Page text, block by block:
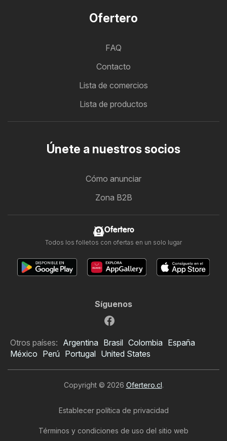
Ofertero
FAQ
Contacto
Lista de comercios
Lista de productos
Únete a nuestros socios
Cómo anunciar
Zona B2B
Ofertero
Todos los folletos con ofertas en un solo lugar
Síguenos
Otros países: Argentina Brasil Colombia España
México Perú Portugal United States
Copyright © 2026 Ofertero.cl.
Establecer política de privacidad
Términos y condiciones de uso del sitio web